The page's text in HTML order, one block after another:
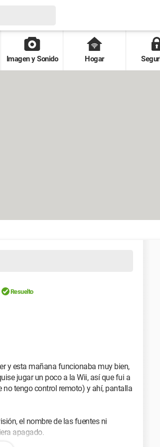
Imagen y Sonido Hogar
Resuelto
y esta mañana funcionaba muy bien,
jugar un poco a la Wii, así que fui a
tengo control remoto) y ahí, pantalla
el nombre de las fuentes ni
apagado.